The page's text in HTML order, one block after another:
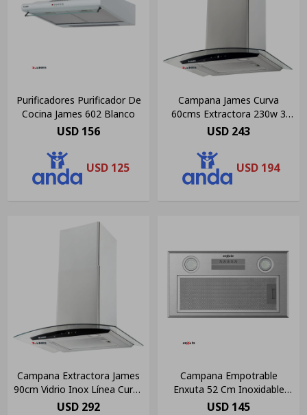
Purificadores Purificador De
Cocina James 602 Blanco
USD 156
USD 125
Campana James Curva
60cms Extractora 230w 3
Velocidades Color Gris
USD 243
USD 194
Campana Extractora James
90cm Vidrio Inox Línea Curva
- Ltc
USD 292
Campana Empotrable
Enxuta 52 Cm Inoxidable
Cssenxe952
USD 145